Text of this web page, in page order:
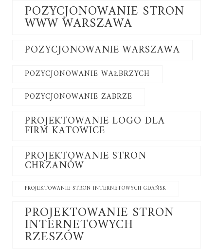
POZYCJONOWANIE STRON
WWW WARSZAWA
POZYCJONOWANIE WARSZAWA
POZYCJONOWANIE WAŁBRZYCH
POZYCJONOWANIE ZABRZE
PROJEKTOWANIE LOGO DLA
FIRM KATOWICE
PROJEKTOWANIE STRON
CHRZANÓW
PROJEKTOWANIE STRON INTERNETOWYCH GDAŃSK
PROJEKTOWANIE STRON
INTERNETOWYCH
RZESZÓW